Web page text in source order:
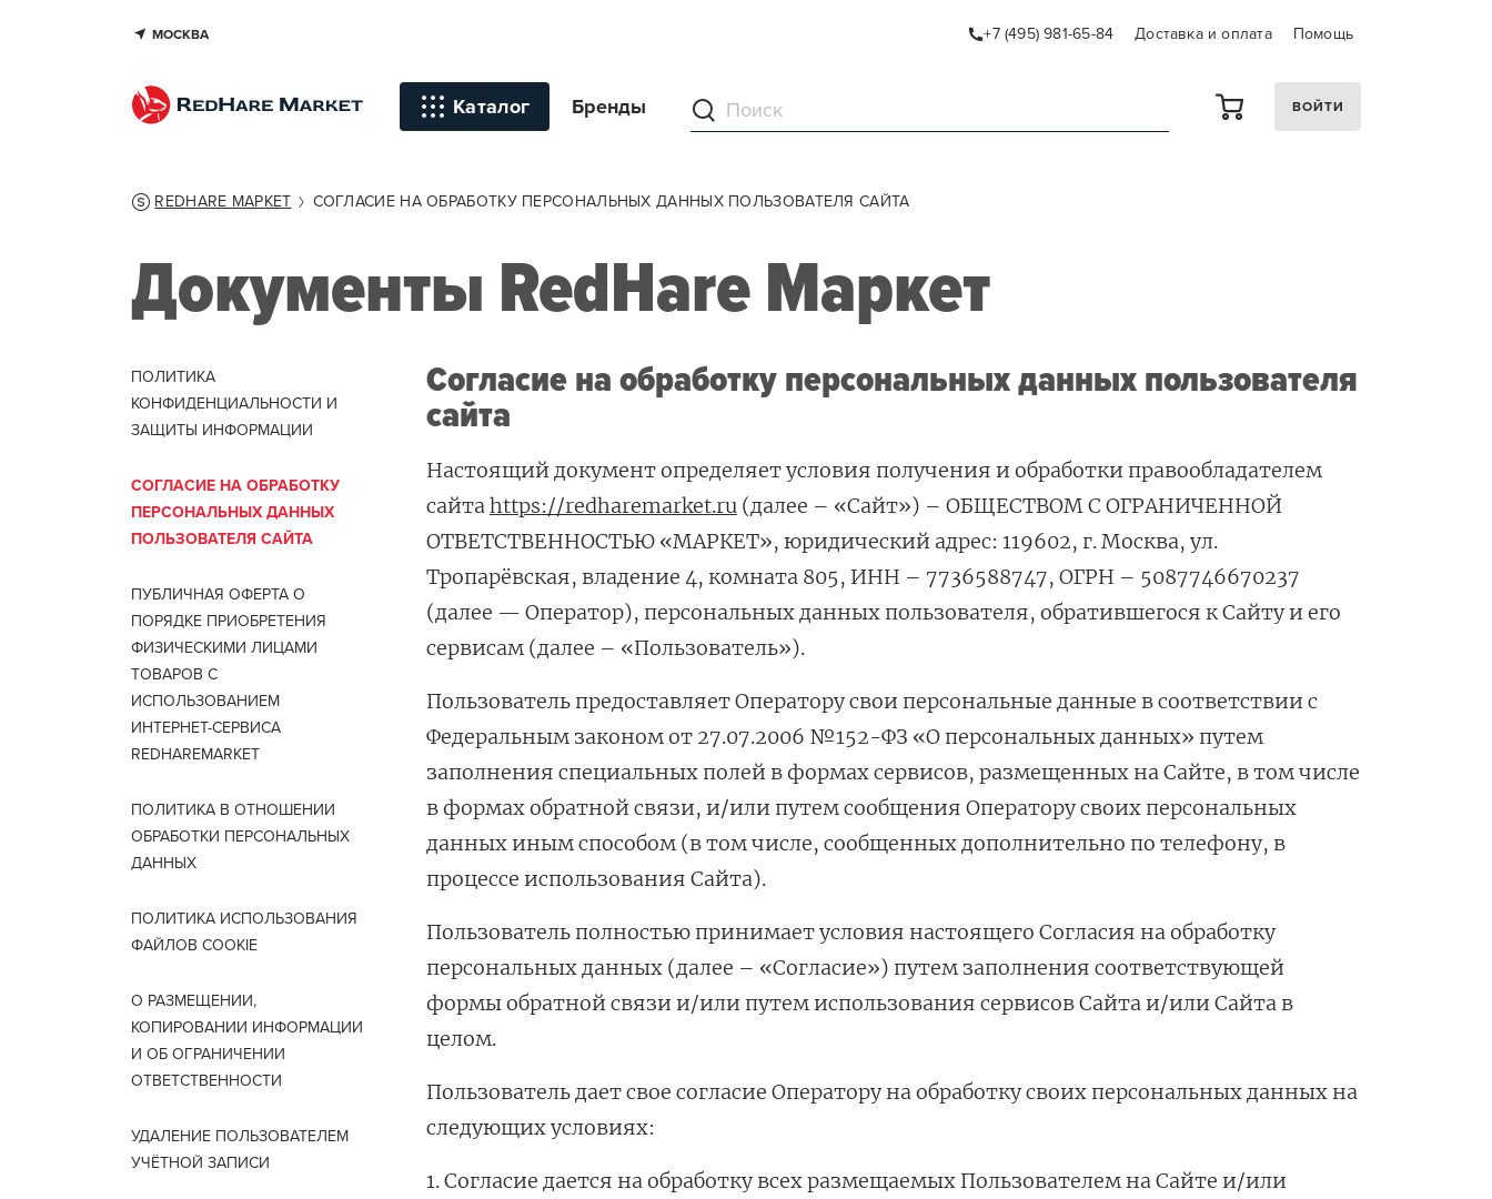
МОСКВА +7 (495) 981-65-84 Доставка и оплата Помощь
Каталог Бренды ВОЙТИ
Инструменты
Уход для кожи
Стайлинг
Средства для бритья и
ухода за бородой
Глубокая очистка и detox
Кератин и ботокс для волос
Химзавивка и
химвыпрямление
Средства для бровей и
Одноразовое и расходник
Полотенца пеньюары
дезинфекция
Чемоданы сумки и хранение
инструментов
Для обучения
REDHARE МАРКЕТ СОГЛАСИЕ НА ОБРАБОТКУ ПЕРСОНАЛЬНЫХ ДАННЫХ ПОЛЬЗОВАТЕЛЯ САЙТА
Документы RedHare Маркет
ПОЛИТИКА
КОНФИДЕНЦИАЛЬНОСТИ И
ЗАЩИТЫ ИНФОРМАЦИИ
СОГЛАСИЕ НА ОБРАБОТКУ
ПЕРСОНАЛЬНЫХ ДАННЫХ
ПОЛЬЗОВАТЕЛЯ САЙТА
ПУБЛИЧНАЯ ОФЕРТА О
ПОРЯДКЕ ПРИОБРЕТЕНИЯ
ФИЗИЧЕСКИМИ ЛИЦАМИ
ТОВАРОВ С
ИСПОЛЬЗОВАНИЕМ
ИНТЕРНЕТ-СЕРВИСА
REDHAREMARKET
ПОЛИТИКА В ОТНОШЕНИИ
ОБРАБОТКИ ПЕРСОНАЛЬНЫХ
ДАННЫХ
ПОЛИТИКА ИСПОЛЬЗОВАНИЯ
ФАЙЛОВ COOKIE
О РАЗМЕЩЕНИИ,
КОПИРОВАНИИ ИНФОРМАЦИИ
И ОБ ОГРАНИЧЕНИИ
ОТВЕТСТВЕННОСТИ
УДАЛЕНИЕ ПОЛЬЗОВАТЕЛЕМ
УЧЁТНОЙ ЗАПИСИ
Согласие на обработку персональных данных пользователя
сайта
Настоящий документ определяет условия получения и обработки правообладателем
сайтаhttps://redharemarket.ru(далее – «Сайт») – ОБЩЕСТВОМ С ОГРАНИЧЕННОЙ
ОТВЕТСТВЕННОСТЬЮ «МАРКЕТ», юридический адрес: 119602, г. Москва, ул.
Тропарёвская, владение 4, комната 805, ИНН – 7736588747, ОГРН – 5087746670237
(далее — Оператор), персональных данных пользователя, обратившегося к Сайту и его
сервисам (далее – «Пользователь»).
Пользователь предоставляет Оператору свои персональные данные в соответствии с
Федеральным законом от 27.07.2006 №152-ФЗ «О персональных данных» путем
заполнения специальных полей в формах сервисов, размещенных на Сайте, в том числе
в формах обратной связи, и/или путем сообщения Оператору своих персональных
данных иным способом (в том числе, сообщенных дополнительно по телефону, в
процессе использования Сайта).
Пользователь полностью принимает условия настоящего Согласия на обработку
персональных данных (далее – «Согласие») путем заполнения соответствующей
формы обратной связи и/или путем использования сервисов Сайта и/или Сайта в
целом.
Пользователь дает свое согласие Оператору на обработку своих персональных данных на
следующих условиях:
1. Согласие дается на обработку всех размещаемых Пользователем на Сайте и/или